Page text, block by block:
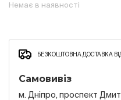
Немає в наявності
БЕЗКОШТОВНА ДОСТАВКА
Самовивіз
м. Дніпро, проспект